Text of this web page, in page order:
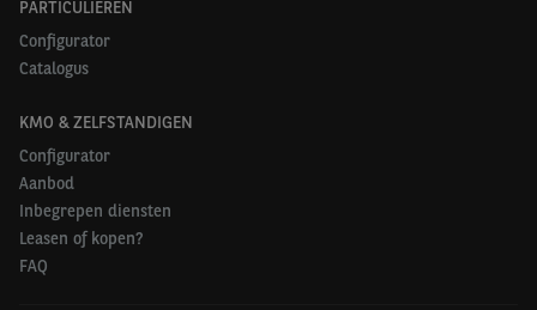
PARTICULIEREN
Configurator
Catalogus
KMO & ZELFSTANDIGEN
Configurator
Aanbod
Inbegrepen diensten
Leasen of kopen?
FAQ